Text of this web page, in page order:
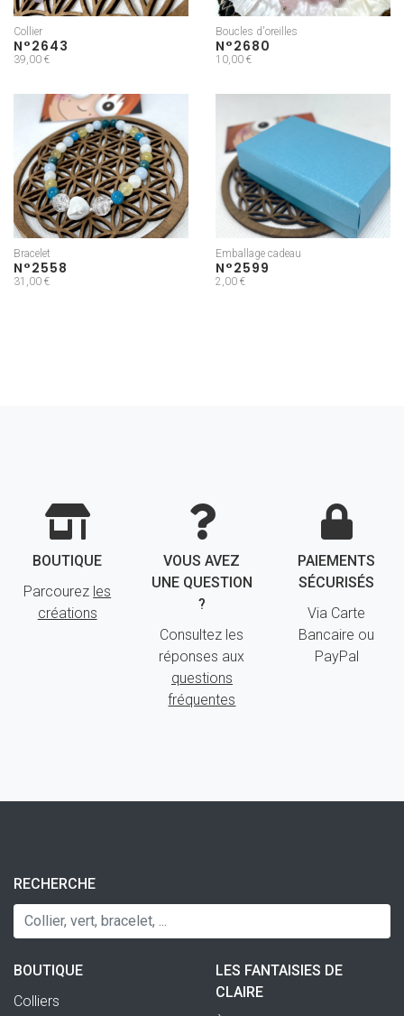
Collier
N°2643
39,00 €
Boucles d'oreilles
N°2680
10,00 €
Bracelet
N°2558
31,00 €
Emballage cadeau
N°2599
2,00 €
BOUTIQUE
Parcourez les
créations
VOUS AVEZ
UNE QUESTION
?
Consultez les
réponses aux
questions
fréquentes
PAIEMENTS
SÉCURISÉS
Via Carte
Bancaire ou
PayPal
LES FANTAISIES DE
CLAIRE
BOUTIQUE
Colliers
RECHERCHE